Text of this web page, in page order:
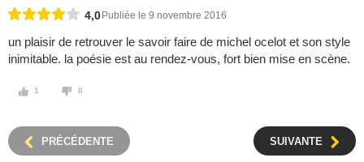
4,0 Publiée le 9 novembre 2016
un plaisir de retrouver le savoir faire de michel ocelot et son style
inimitable. la poésie est au rendez-vous, fort bien mise en scène.
1 0
PRÉCÉDENTE SUIVANTE